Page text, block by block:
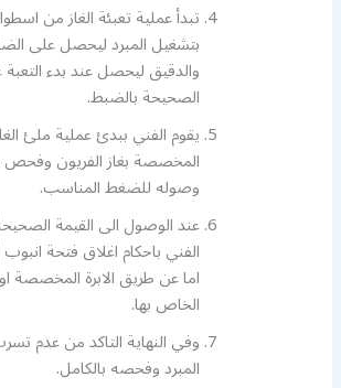
تبدأ عملية تعبئة الغاز من
بتشغيل المبرد ليحصل على
والدقيق ليحصل عند بدء
الصحيحة بالضبط.
يقوم الفني ببدئ عملية ملئ
المخصصة بغاز الفريون
وصوله للضغط المناسب.
عند الوصول الى القيمة
الفني باحكام اغلاق فتحة انبوب
اما عن طريق الابرة المخصصة
الخاص بها.
وفي النهاية التاكد من عدم
المبرد وفحصه بالكامل.